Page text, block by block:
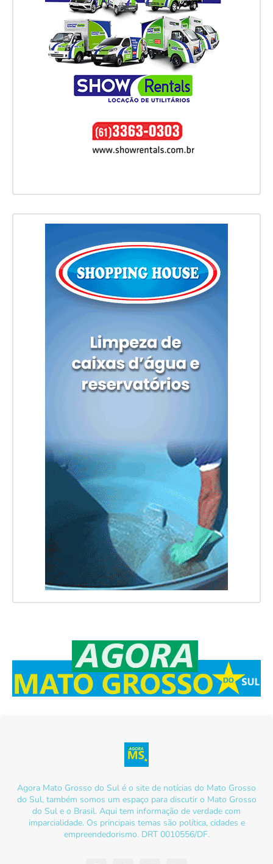
Agora Mato Grosso do Sul é o site de notícias do Mato Grosso
do Sul, também somos um espaço para discutir o Mato Grosso
do Sul e o Brasil. Aqui tem informação de verdade com
imparcialidade. Os principais temas são política, cidades e
empreendedorismo. DRT 0010556/DF.